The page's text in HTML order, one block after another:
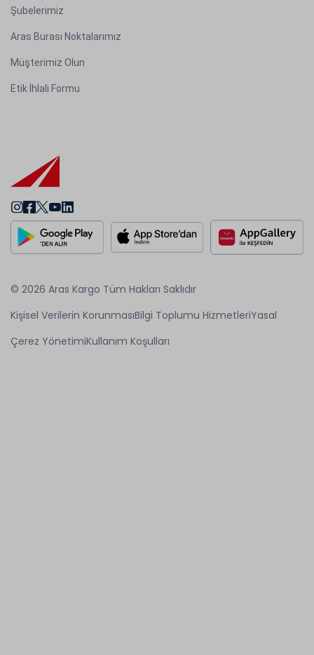
Şubelerimiz
Aras Burası Noktalarımız
Müşterimiz Olun
Etik İhlali Formu
© 2026 Aras Kargo Tüm Hakları Saklıdır
Kişisel Verilerin KorunmasıBilgi Toplumu HizmetleriYasal
Çerez YönetimiKullanım Koşulları